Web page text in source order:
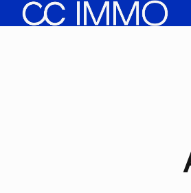
Ga naar hoofdinhoud